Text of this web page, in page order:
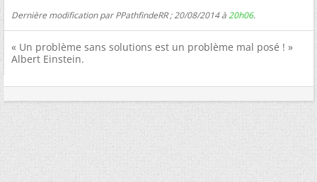
Dernière modification par PPathfindeRR ; 20/08/2014 à20h06.
« Un problème sans solutions est un problème mal posé ! »
Albert Einstein.